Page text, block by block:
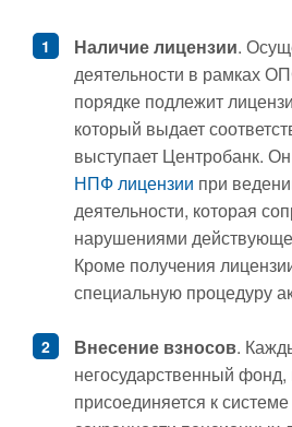
Наличие лицензии.
деятельности в рамках
порядке подлежит
который выдает
выступает Центробанк.
НПФ лицензии при
деятельности, которая
нарушениями
Кроме получения
специальную процедуру
Внесение взносов.
негосударственный фонд,
присоединяется к